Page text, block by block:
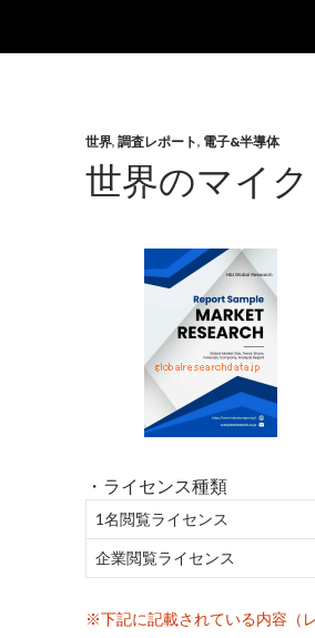
世界,調査レポート, 電子&半導体
世界のマイ
・ライセンス種類
1名閲覧ライセンス
企業閲覧ライセンス
※下記に記載されている内容（